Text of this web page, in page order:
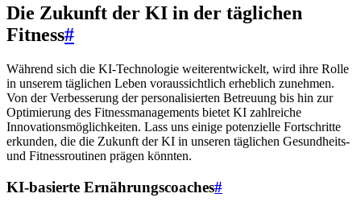
Die Zukunft der KI in der täglichen
Fitness#
Während sich die KI-Technologie weiterentwickelt, wird ihre Rolle
in unserem täglichen Leben voraussichtlich erheblich zunehmen.
Von der Verbesserung der personalisierten Betreuung bis hin zur
Optimierung des Fitnessmanagements bietet KI zahlreiche
Innovationsmöglichkeiten. Lass uns einige potenzielle Fortschritte
erkunden, die die Zukunft der KI in unseren täglichen Gesundheits-
und Fitnessroutinen prägen könnten.
KI-basierte Ernährungscoaches#